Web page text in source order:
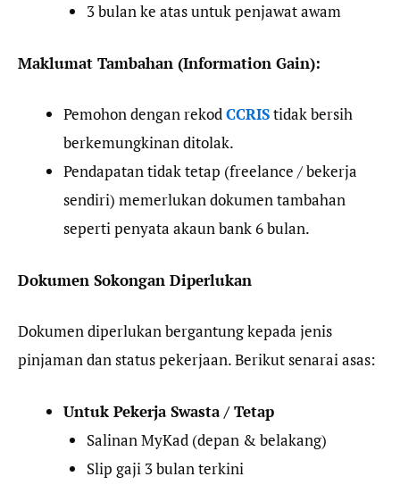
3 bulan ke atas untuk penjawat awam
Maklumat Tambahan (Information Gain):
Pemohon dengan rekodCCRIStidak bersih
berkemungkinan ditolak.
Pendapatan tidak tetap (freelance / bekerja
sendiri) memerlukan dokumen tambahan
seperti penyata akaun bank 6 bulan.
Dokumen Sokongan Diperlukan
Dokumen diperlukan bergantung kepada jenis
pinjaman dan status pekerjaan. Berikut senarai asas:
Untuk Pekerja Swasta / Tetap
Salinan MyKad (depan & belakang)
Slip gaji 3 bulan terkini